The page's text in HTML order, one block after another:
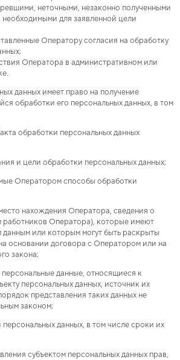
неточными, незаконно полученными
необходимыми для заявленной цели
Оператору согласия на обработку
Оператора в административном или
данных имеет право на получение
обработки его персональных данных, в том
обработки персональных данных
и цели обработки персональных данных;
Оператором способы обработки
нахождения Оператора, сведения о
работников Оператора), которые имеют
данным или которым могут быть раскрыты
основании договора с Оператором или на
закона;
данные, относящиеся к
персональных данных, источник их
представления таких данных не
законом;
данных, в том числе сроки их
субъектом персональных данных прав,